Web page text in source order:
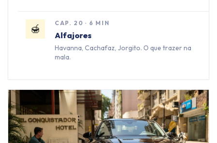
🍯 CAP. 20 · 6 MIN
Alfajores
Havanna, Cachafaz, Jorgito. O que trazer na
mala.